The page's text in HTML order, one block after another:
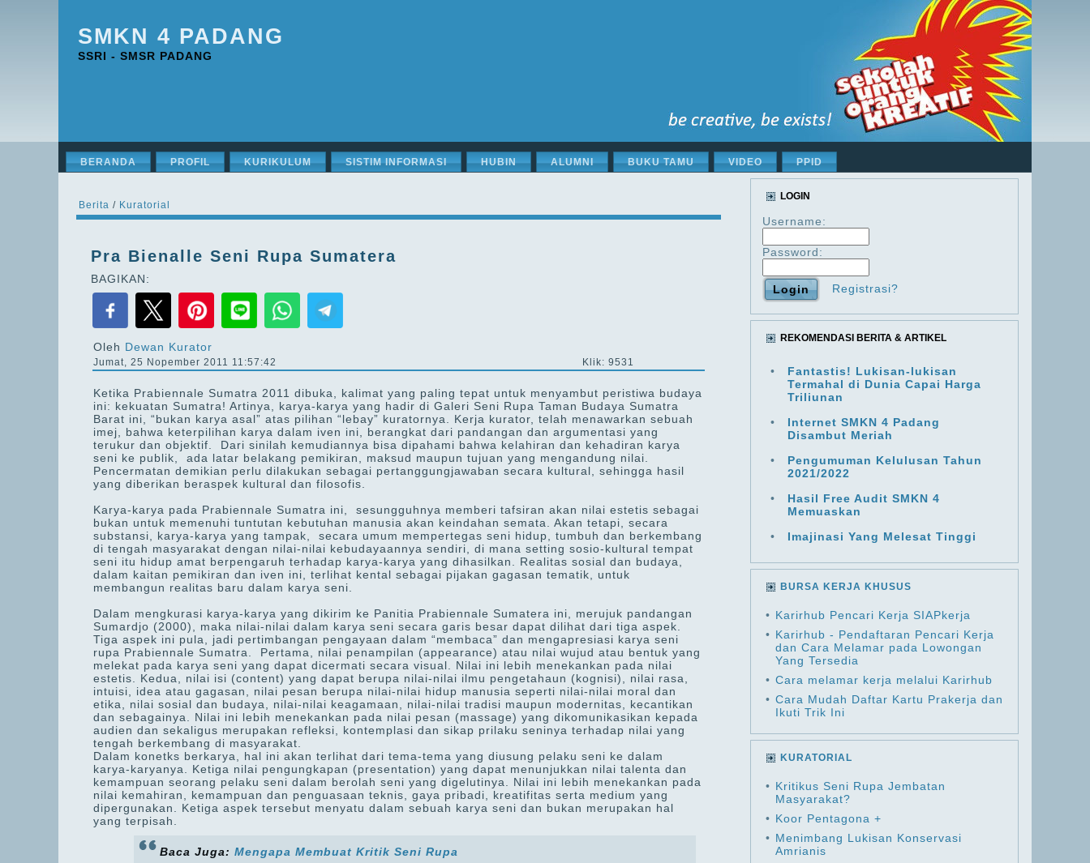
SMKN 4 PADANG
SSRI - SMSR PADANG
BERANDA PROFIL KURIKULUM SISTIM INFORMASI HUBIN ALUMNI BUKU TAMU VIDEO PPID
Berita / Kuratorial
Pra Bienalle Seni Rupa Sumatera
BAGIKAN:
Oleh Dewan Kurator
Jumat, 25 Nopember 2011 11:57:42 Klik: 9531
Ketika Prabiennale Sumatra 2011 dibuka, kalimat yang paling tepat untuk menyambut peristiwa budaya
ini: kekuatan Sumatra! Artinya, karya-karya yang hadir di Galeri Seni Rupa Taman Budaya Sumatra
Barat ini, “bukan karya asal” atas pilihan “lebay” kuratornya. Kerja kurator, telah menawarkan sebuah
imej, bahwa keterpilihan karya dalam iven ini, berangkat dari pandangan dan argumentasi yang
terukur dan objektif. Dari sinilah kemudiannya bisa dipahami bahwa kelahiran dan kehadiran karya
seni ke publik, ada latar belakang pemikiran, maksud maupun tujuan yang mengandung nilai.
Pencermatan demikian perlu dilakukan sebagai pertanggungjawaban secara kultural, sehingga hasil
yang diberikan beraspek kultural dan filosofis.
Karya-karya pada Prabiennale Sumatra ini, sesungguhnya memberi tafsiran akan nilai estetis sebagai
bukan untuk memenuhi tuntutan kebutuhan manusia akan keindahan semata. Akan tetapi, secara
substansi, karya-karya yang tampak, secara umum mempertegas seni hidup, tumbuh dan berkembang
di tengah masyarakat dengan nilai-nilai kebudayaannya sendiri, di mana setting sosio-kultural tempat
seni itu hidup amat berpengaruh terhadap karya-karya yang dihasilkan. Realitas sosial dan budaya,
dalam kaitan pemikiran dan iven ini, terlihat kental sebagai pijakan gagasan tematik, untuk
membangun realitas baru dalam karya seni.
Dalam mengkurasi karya-karya yang dikirim ke Panitia Prabiennale Sumatera ini, merujuk pandangan
Sumardjo (2000), maka nilai-nilai dalam karya seni secara garis besar dapat dilihat dari tiga aspek.
Tiga aspek ini pula, jadi pertimbangan pengayaan dalam “membaca” dan mengapresiasi karya seni
rupa Prabiennale Sumatra. Pertama, nilai penampilan (appearance) atau nilai wujud atau bentuk yang
melekat pada karya seni yang dapat dicermati secara visual. Nilai ini lebih menekankan pada nilai
estetis. Kedua, nilai isi (content) yang dapat berupa nilai-nilai ilmu pengetahaun (kognisi), nilai rasa,
intuisi, idea atau gagasan, nilai pesan berupa nilai-nilai hidup manusia seperti nilai-nilai moral dan
etika, nilai sosial dan budaya, nilai-nilai keagamaan, nilai-nilai tradisi maupun modernitas, kecantikan
dan sebagainya. Nilai ini lebih menekankan pada nilai pesan (massage) yang dikomunikasikan kepada
audien dan sekaligus merupakan refleksi, kontemplasi dan sikap prilaku seninya terhadap nilai yang
tengah berkembang di masyarakat.
Dalam konetks berkarya, hal ini akan terlihat dari tema-tema yang diusung pelaku seni ke dalam
karya-karyanya. Ketiga nilai pengungkapan (presentation) yang dapat menunjukkan nilai talenta dan
kemampuan seorang pelaku seni dalam berolah seni yang digelutinya. Nilai ini lebih menekankan pada
nilai kemahiran, kemampuan dan penguasaan teknis, gaya pribadi, kreatifitas serta medium yang
dipergunakan. Ketiga aspek tersebut menyatu dalam sebuah karya seni dan bukan merupakan hal
yang terpisah.
Baca Juga: Mengapa Membuat Kritik Seni Rupa
LOGIN
Username:
Password:
Registrasi?
REKOMENDASI BERITA & ARTIKEL
•
Fantastis! Lukisan-lukisan
Termahal di Dunia Capai Harga
Triliunan
•
Internet SMKN 4 Padang
Disambut Meriah
•
Pengumuman Kelulusan Tahun
2021/2022
•
Hasil Free Audit SMKN 4
Memuaskan
•
Imajinasi Yang Melesat Tinggi
BURSA KERJA KHUSUS
• Karirhub Pencari Kerja SIAPkerja
• Karirhub - Pendaftaran Pencari Kerja
dan Cara Melamar pada Lowongan
Yang Tersedia
• Cara melamar kerja melalui Karirhub
• Cara Mudah Daftar Kartu Prakerja dan
Ikuti Trik Ini
KURATORIAL
• Kritikus Seni Rupa Jembatan
Masyarakat?
• Koor Pentagona +
• Menimbang Lukisan Konservasi
Amrianis